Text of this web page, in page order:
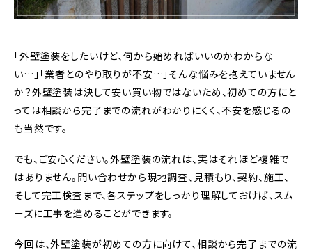
「外壁塗装をしたいけど、何から始めればいいのかわからな
い…」「業者とのやり取りが不安…」そんな悩みを抱えていません
か？外壁塗装は決して安い買い物ではないため、初めての方にと
っては相談から完了までの流れがわかりにくく、不安を感じるの
も当然です。
でも、ご安心ください。外壁塗装の流れは、実はそれほど複雑で
はありません。問い合わせから現地調査、見積もり、契約、施工、
そして完工検査まで、各ステップをしっかり理解しておけば、スム
ーズに工事を進めることができます。
今回は、外壁塗装が初めての方に向けて、相談から完了までの流